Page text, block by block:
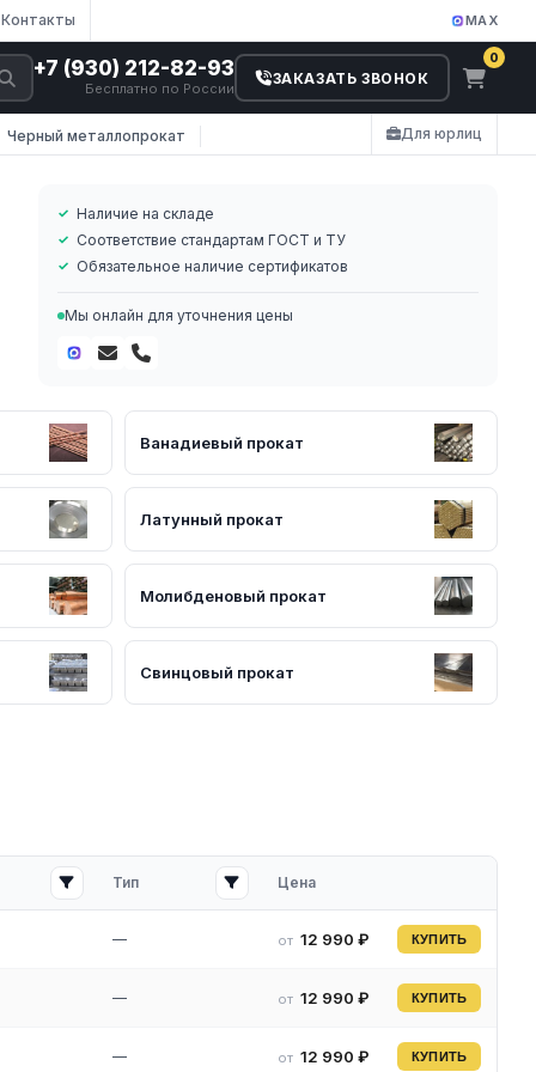
Контакты MAX
+7 (930) 212-82-93
Бесплатно по России
ЗАКАЗАТЬ ЗВОНОК
0
Черный металлопрокат Для юрлиц
Наличие на складе
Соответствие стандартам ГОСТ и ТУ
Обязательное наличие сертификатов
Мы онлайн для уточнения цены
Ванадиевый прокат
Латунный прокат
Молибденовый прокат
Свинцовый прокат
Тип Цена
— от 12 990 ₽ КУПИТЬ
— от 12 990 ₽ КУПИТЬ
— от 12 990 ₽ КУПИТЬ